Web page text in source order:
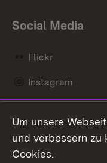
Social Media
Flickr
Instagram
Mastodon
Messenger
Um unsere
und verbessern zu
Cookies.